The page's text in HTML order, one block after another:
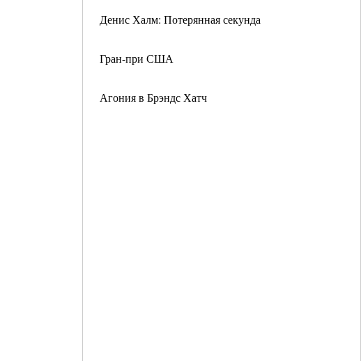
Денис Халм: Потерянная секунда
Гран-при США
Агония в Брэндс Хатч